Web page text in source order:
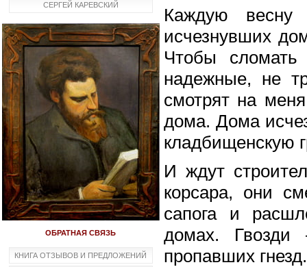
СЕРГЕЙ КАРЕВСКИЙ
ОБРАТНАЯ СВЯЗЬ
КНИГА ОТЗЫВОВ И ПРЕДЛОЖЕНИЙ
Каждую
исчезнувших
Чтобы сломать
надежные, не
смотрят на
дома. Дома
кладбищенскую
И ждут
корсара, они
сапога и
домах.
пропавших